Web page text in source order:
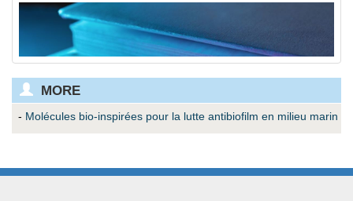
MORE
- Molécules bio-inspirées pour la lutte antibiofilm en milieu marin